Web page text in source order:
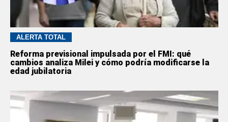
ALERTA TOTAL
Reforma previsional impulsada por el FMI: qué
cambios analiza Milei y cómo podría modificarse la
edad jubilatoria